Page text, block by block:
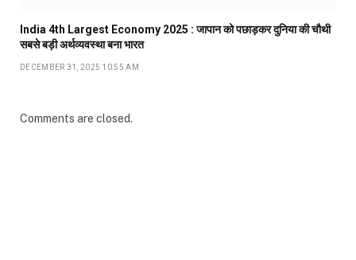
India 4th Largest Economy 2025 : जापान को पछाड़कर दुनिया की चौथी
सबसे बड़ी अर्थव्यवस्था बना भारत
DECEMBER 31, 2025 10:55 AM
Comments are closed.